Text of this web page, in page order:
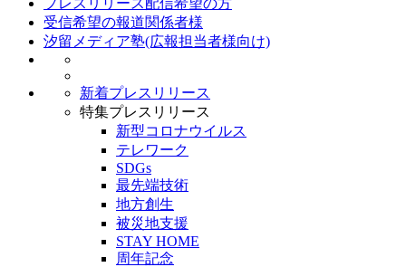
受信希望の報道関係者様
汐留メディア塾(広報担当者様向け)
新着プレスリリース
特集プレスリリース
新型コロナウイルス
テレワーク
SDGs
最先端技術
地方創生
被災地支援
STAY HOME
周年記念